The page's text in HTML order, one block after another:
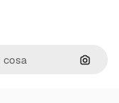
Cerca